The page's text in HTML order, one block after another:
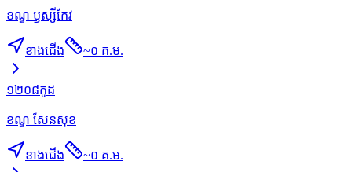
ខណ្ឌ ឫស្សីកែវ
ខាងជើង ~០ គ.ម.
១២០៨កូដ
ខណ្ឌ សែនសុខ
ខាងជើង ~០ គ.ម.